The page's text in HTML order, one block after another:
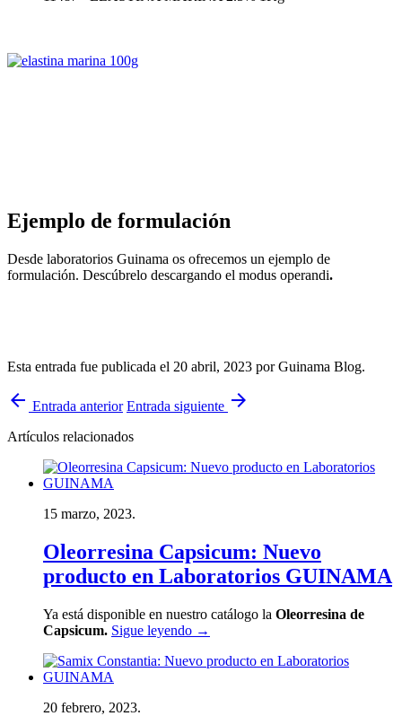
Ejemplo de formulación
Desde laboratorios Guinama os ofrecemos un ejemplo de
formulación. Descúbrelo descargando el modus operandi.
Esta entrada fue publicada el 20 abril, 2023 por Guinama Blog.
arrow_back Entrada anterior Entrada siguiente arrow_forward
Artículos relacionados
15 marzo, 2023.
Oleorresina Capsicum: Nuevo
producto en Laboratorios GUINAMA
Ya está disponible en nuestro catálogo la Oleorresina de
Capsicum. Sigue leyendo →
20 febrero, 2023.